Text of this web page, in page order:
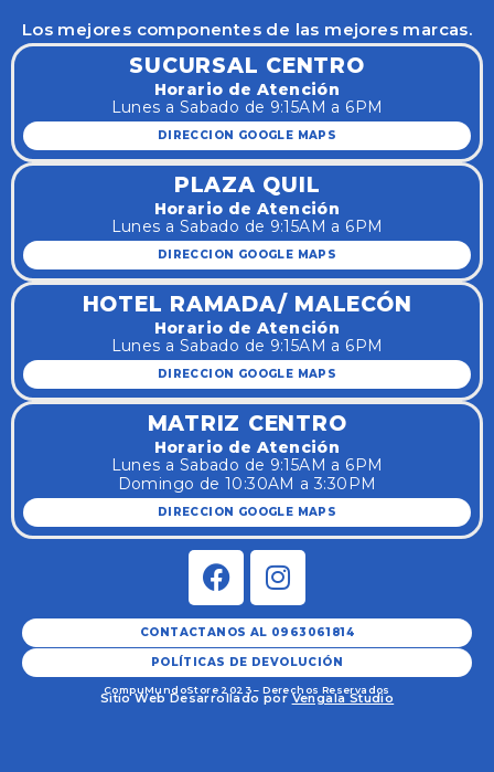
Los mejores componentes de las mejores marcas.
SUCURSAL CENTRO
Horario de Atención
Lunes a Sabado de 9:15AM a 6PM
DIRECCION GOOGLE MAPS
PLAZA QUIL
Horario de Atención
Lunes a Sabado de 9:15AM a 6PM
DIRECCION GOOGLE MAPS
HOTEL RAMADA/ MALECÓN
Horario de Atención
Lunes a Sabado de 9:15AM a 6PM
DIRECCION GOOGLE MAPS
MATRIZ CENTRO
Horario de Atención
Lunes a Sabado de 9:15AM a 6PM
Domingo de 10:30AM a 3:30PM
DIRECCION GOOGLE MAPS
CONTACTANOS AL 0963061814
POLÍTICAS DE DEVOLUCIÓN
CompuMundoStore 2023 – Derechos Reservados
Sitio Web Desarrollado porVengala Studio